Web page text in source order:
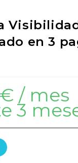
en 3
€ / mes
3